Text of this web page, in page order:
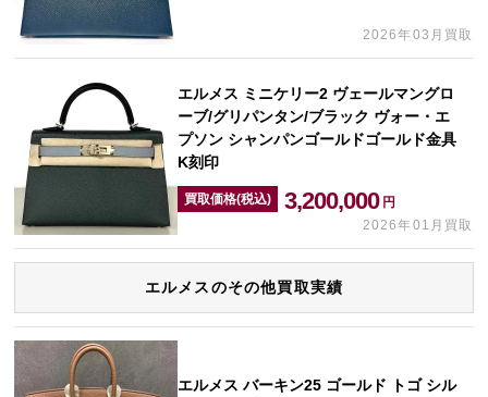
2026年03月買取
エルメス ミニケリー2 ヴェールマングロ
ーブ/グリパンタン/ブラック ヴォー・エ
プソン シャンパンゴールドゴールド金具
K刻印
買取価格(税込) 3,200,000 円
2026年01月買取
エルメスのその他買取実績
エルメス バーキン25 ゴールド トゴ シル